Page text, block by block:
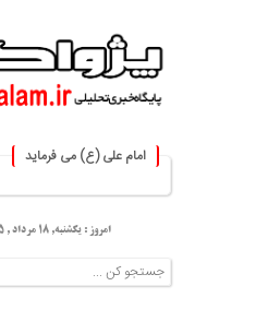
امام علی (ع) می فرماید
امروز : یکشنبه, ۱۸ مرداد , ۱۴۰۵ - 25 صفر 1448